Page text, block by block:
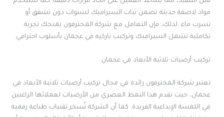
مواد لاصقة حديثة تضمن ثبات السيراميك لسنوات دون تشقق أو
تسرب ماء. لذلك، فإن التعامل مع شركة المحترفون يمنحك تجربة
تكاملية تشمل السيراميك وتركيب باركيه في عجمان بأسلوب احترافي.
تركيب أرضيات ثلاثية الأبعاد في عجمان
تعتبر شركة المحترفون رائدة في مجال تركيب أرضيات ثلاثية الأبعاد في
عجمان، حيث تقدم هذا النمط العصري من الأرضيات لعملائها الراغبين
في اللمسة الإبداعية الفريدة. كما أن الشركة تُسخر تقنيات طباعة رقمية